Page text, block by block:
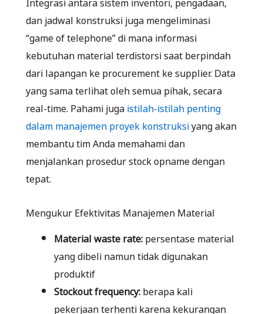
dan jadwal konstruksi juga mengeliminasi
“game of telephone” di mana informasi
kebutuhan material terdistorsi saat berpindah
dari lapangan ke procurement ke supplier. Data
yang sama terlihat oleh semua pihak, secara
real-time. Pahami jugaistilah-istilah penting
dalam manajemen proyek konstruksiyang akan
membantu tim Anda memahami dan
menjalankan prosedur stock opname dengan
tepat.
Mengukur Efektivitas Manajemen Material
Material waste rate:persentase material
yang dibeli namun tidak digunakan
produktif
Stockout frequency:berapa kali
pekerjaan terhenti karena kekurangan